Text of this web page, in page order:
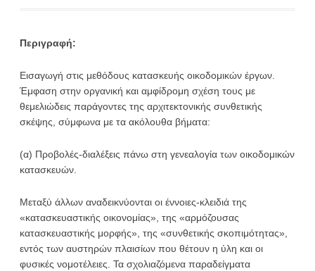
Περιγραφή:
Εισαγωγή στις μεθόδους κατασκευής οικοδομικών έργων.
Έμφαση στην οργανική και αμφίδρομη σχέση τους με
θεμελιώδεις παράγοντες της αρχιτεκτονικής συνθετικής
σκέψης, σύμφωνα με τα ακόλουθα βήματα:
(α) Προβολές-διαλέξεις πάνω στη γενεαλογία των οικοδομικών
κατασκευών.
Μεταξύ άλλων αναδεικνύονται οι έννοιες-κλειδιά της
«κατασκευαστικής οικονομίας», της «αρμόζουσας
κατασκευαστικής μορφής», της «συνθετικής σκοπιμότητας»,
εντός των αυστηρών πλαισίων που θέτουν η ύλη και οι
φυσικές νομοτέλειες. Τα σχολιαζόμενα παραδείγματα